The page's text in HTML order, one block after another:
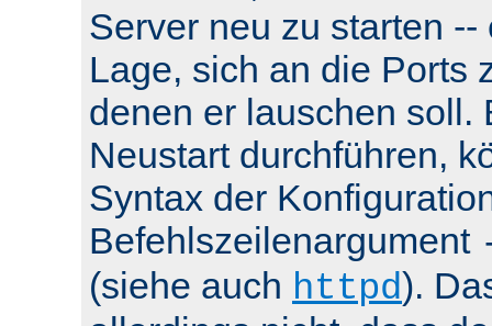
Server neu zu starten
Lage, sich an die Ports
denen er lauschen soll.
Neustart durchführen,
Syntax der
Befehlszeilenargument
(siehe auch httpd).